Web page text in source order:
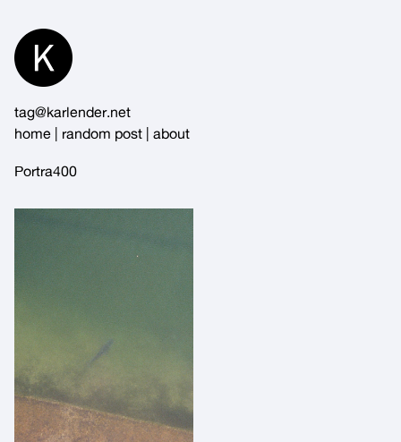
Content
tag@karlender.net
home
random post about
Portra400